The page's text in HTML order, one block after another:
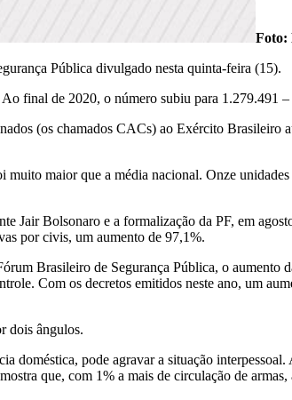
Foto:
Pública divulgado nesta quinta-feira (15).
final de 2020, o número subiu para 1.279.491
(os chamados CACs) ao Exército Brasileiro
maior que a média nacional. Onze
Jair Bolsonaro e a formalização da PF, em
por civis, um aumento de 97,1%.
Brasileiro de Segurança Pública, o aumento
Com os decretos emitidos neste ano, um
dois ângulos.
doméstica, pode agravar a situação interpessoal.
que, com 1% a mais de circulação de